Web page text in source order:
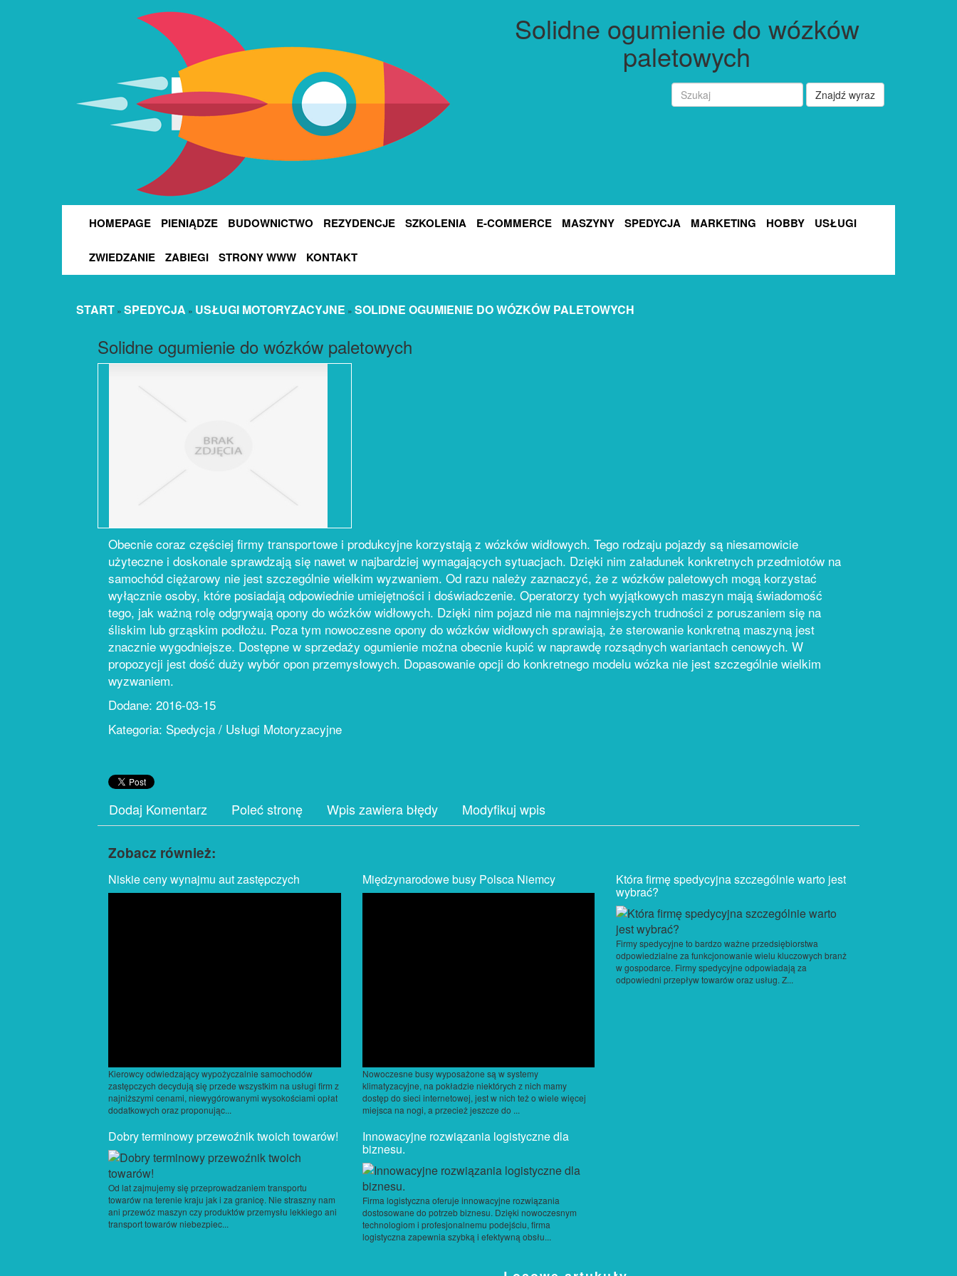
Solidne ogumienie do wózków
paletowych
Znajdź wyraz
HOMEPAGE PIENIĄDZE BUDOWNICTWO REZYDENCJE SZKOLENIA E-COMMERCE MASZYNY SPEDYCJA MARKETING HOBBY USŁUGI
ZWIEDZANIE ZABIEGI STRONY WWW KONTAKT
START » SPEDYCJA » USŁUGI MOTORYZACYJNE » SOLIDNE OGUMIENIE DO WÓZKÓW PALETOWYCH
Solidne ogumienie do wózków paletowych
Obecnie coraz częściej firmy transportowe i produkcyjne korzystają z wózków widłowych. Tego rodzaju pojazdy są niesamowicie
użyteczne i doskonale sprawdzają się nawet w najbardziej wymagających sytuacjach. Dzięki nim załadunek konkretnych przedmiotów na
samochód ciężarowy nie jest szczególnie wielkim wyzwaniem. Od razu należy zaznaczyć, że z wózków paletowych mogą korzystać
wyłącznie osoby, które posiadają odpowiednie umiejętności i doświadczenie. Operatorzy tych wyjątkowych maszyn mają świadomość
tego, jak ważną rolę odgrywają opony do wózków widłowych. Dzięki nim pojazd nie ma najmniejszych trudności z poruszaniem się na
śliskim lub grząskim podłożu. Poza tym nowoczesne opony do wózków widłowych sprawiają, że sterowanie konkretną maszyną jest
znacznie wygodniejsze. Dostępne w sprzedaży ogumienie można obecnie kupić w naprawdę rozsądnych wariantach cenowych. W
propozycji jest dość duży wybór opon przemysłowych. Dopasowanie opcji do konkretnego modelu wózka nie jest szczególnie wielkim
wyzwaniem.
Dodane: 2016-03-15
Kategoria: Spedycja / Usługi Motoryzacyjne
Dodaj Komentarz Poleć stronę Wpis zawiera błędy Modyfikuj wpis
Zobacz również:
Niskie ceny wynajmu aut zastępczych
Kierowcy odwiedzający wypożyczalnie samochodów
zastępczych decydują się przede wszystkim na usługi firm z
najniższymi cenami, niewygórowanymi wysokościami opłat
dodatkowych oraz proponując...
Międzynarodowe busy Polsca Niemcy
Nowoczesne busy wyposażone są w systemy
klimatyzacyjne, na pokładzie niektórych z nich mamy
dostęp do sieci internetowej, jest w nich też o wiele więcej
miejsca na nogi, a przecież jeszcze do ...
Która firmę spedycyjna szczególnie warto jest
wybrać?
Firmy spedycyjne to bardzo ważne przedsiębiorstwa
odpowiedzialne za funkcjonowanie wielu kluczowych branż
w gospodarce. Firmy spedycyjne odpowiadają za
odpowiedni przepływ towarów oraz usług. Z...
Dobry terminowy przewoźnik twoich towarów!
Od lat zajmujemy się przeprowadzaniem transportu
towarów na terenie kraju jak i za granicę. Nie straszny nam
ani przewóz maszyn czy produktów przemysłu lekkiego ani
transport towarów niebezpiec...
Innowacyjne rozwiązania logistyczne dla
biznesu.
Firma logistyczna oferuje innowacyjne rozwiązania
dostosowane do potrzeb biznesu. Dzięki nowoczesnym
technologiom i profesjonalnemu podejściu, firma
logistyczna zapewnia szybką i efektywną obsłu...